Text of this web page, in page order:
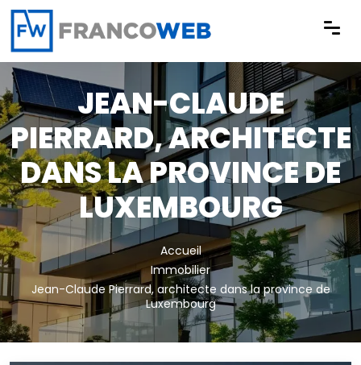
Panneau de gestion des cookies
JEAN-CLAUDE
PIERRARD, ARCHITECTE
DANS LA PROVINCE DE
LUXEMBOURG
Accueil
Immobilier
Jean-Claude Pierrard, architecte dans la province de
Luxembourg